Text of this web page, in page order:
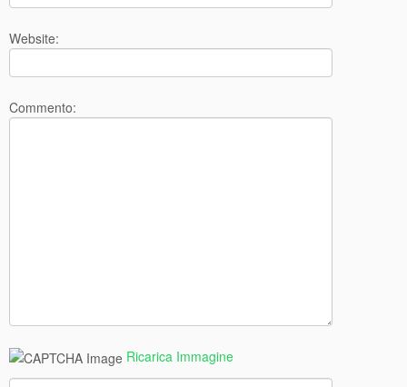
Website:
Commento:
Ricarica Immagine